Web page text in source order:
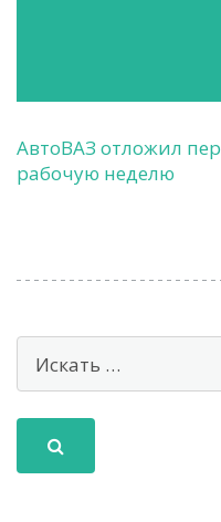
АвтоВАЗ отложил
рабочую неделю